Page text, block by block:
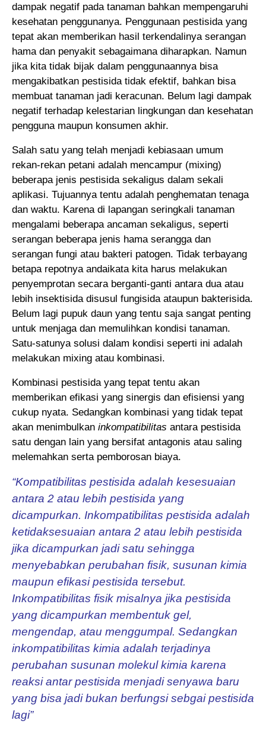
dampak negatif pada tanaman bahkan mempengaruhi
kesehatan penggunanya. Penggunaan pestisida yang
tepat akan memberikan hasil terkendalinya serangan
hama dan penyakit sebagaimana diharapkan. Namun
jika kita tidak bijak dalam penggunaannya bisa
mengakibatkan pestisida tidak efektif, bahkan bisa
membuat tanaman jadi keracunan. Belum lagi dampak
negatif terhadap kelestarian lingkungan dan kesehatan
pengguna maupun konsumen akhir.
Salah satu yang telah menjadi kebiasaan umum
rekan-rekan petani adalah mencampur (mixing)
beberapa jenis pestisida sekaligus dalam sekali
aplikasi. Tujuannya tentu adalah penghematan tenaga
dan waktu. Karena di lapangan seringkali tanaman
mengalami beberapa ancaman sekaligus, seperti
serangan beberapa jenis hama serangga dan
serangan fungi atau bakteri patogen. Tidak terbayang
betapa repotnya andaikata kita harus melakukan
penyemprotan secara berganti-ganti antara dua atau
lebih insektisida disusul fungisida ataupun bakterisida.
Belum lagi pupuk daun yang tentu saja sangat penting
untuk menjaga dan memulihkan kondisi tanaman.
Satu-satunya solusi dalam kondisi seperti ini adalah
melakukan mixing atau kombinasi.
Kombinasi pestisida yang tepat tentu akan
memberikan efikasi yang sinergis dan efisiensi yang
cukup nyata. Sedangkan kombinasi yang tidak tepat
akan menimbulkan inkompatibilitas antara pestisida
satu dengan lain yang bersifat antagonis atau saling
melemahkan serta pemborosan biaya.
“Kompatibilitas pestisida adalah kesesuaian
antara 2 atau lebih pestisida yang
dicampurkan. Inkompatibilitas pestisida adalah
ketidaksesuaian antara 2 atau lebih pestisida
jika dicampurkan jadi satu sehingga
menyebabkan perubahan fisik, susunan kimia
maupun efikasi pestisida tersebut.
Inkompatibilitas fisik misalnya jika pestisida
yang dicampurkan membentuk gel,
mengendap, atau menggumpal. Sedangkan
inkompatibilitas kimia adalah terjadinya
perubahan susunan molekul kimia karena
reaksi antar pestisida menjadi senyawa baru
yang bisa jadi bukan berfungsi sebgai pestisida
lagi”